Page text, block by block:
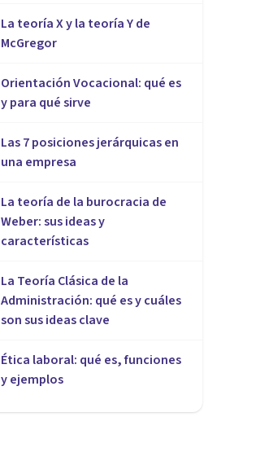
La teoría X y la teoría Y de
McGregor
Orientación Vocacional: qué es
y para qué sirve
Las 7 posiciones jerárquicas en
una empresa
La teoría de la burocracia de
Weber: sus ideas y
características
La Teoría Clásica de la
Administración: qué es y cuáles
son sus ideas clave
Ética laboral: qué es, funciones
y ejemplos